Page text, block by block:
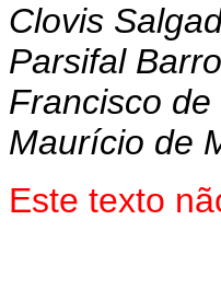
Clovis
Parsifal
Francisco de
Maurício de
Este texto